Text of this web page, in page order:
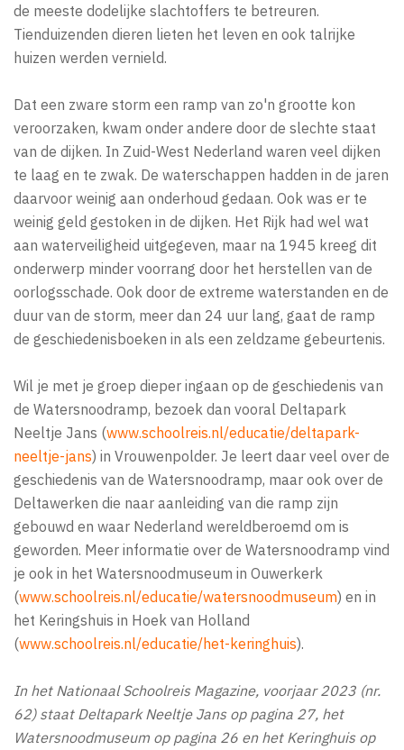
de meeste dodelijke slachtoffers te betreuren.
Tienduizenden dieren lieten het leven en ook talrijke
huizen werden vernield.
Dat een zware storm een ramp van zo'n grootte kon
veroorzaken, kwam onder andere door de slechte staat
van de dijken. In Zuid-West Nederland waren veel dijken
te laag en te zwak. De waterschappen hadden in de jaren
daarvoor weinig aan onderhoud gedaan. Ook was er te
weinig geld gestoken in de dijken. Het Rijk had wel wat
aan waterveiligheid uitgegeven, maar na 1945 kreeg dit
onderwerp minder voorrang door het herstellen van de
oorlogsschade. Ook door de extreme waterstanden en de
duur van de storm, meer dan 24 uur lang, gaat de ramp
de geschiedenisboeken in als een zeldzame gebeurtenis.
Wil je met je groep dieper ingaan op de geschiedenis van
de Watersnoodramp, bezoek dan vooral Deltapark
Neeltje Jans (www.schoolreis.nl/educatie/deltapark-
neeltje-jans) in Vrouwenpolder. Je leert daar veel over de
geschiedenis van de Watersnoodramp, maar ook over de
Deltawerken die naar aanleiding van die ramp zijn
gebouwd en waar Nederland wereldberoemd om is
geworden. Meer informatie over de Watersnoodramp vind
je ook in het Watersnoodmuseum in Ouwerkerk
(www.schoolreis.nl/educatie/watersnoodmuseum) en in
het Keringshuis in Hoek van Holland
(www.schoolreis.nl/educatie/het-keringhuis).
In het Nationaal Schoolreis Magazine, voorjaar 2023 (nr.
62) staat Deltapark Neeltje Jans op pagina 27, het
Watersnoodmuseum op pagina 26 en het Keringhuis op